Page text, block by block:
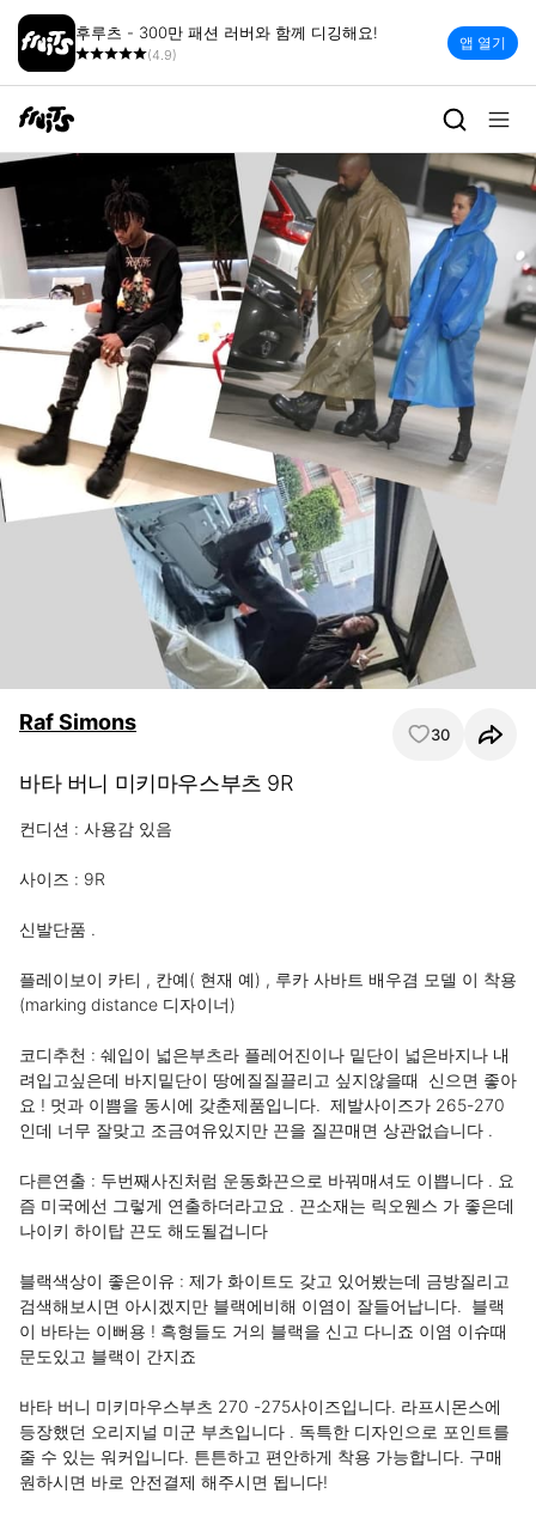
후루츠 - 300만 패션 러버와 함께 디깅해요!
(4.9)
앱 열기
Raf Simons 30
바타 버니 미키마우스부츠 9R
컨디션 : 사용감 있음
사이즈 : 9R
신발단품 .
플레이보이 카티 , 칸예( 현재 예) , 루카 사바트 배우겸 모델 이 착용
(marking distance 디자이너)
코디추천 : 쉐입이 넓은부츠라 플레어진이나 밑단이 넓은바지나 내
려입고싶은데 바지밑단이 땅에질질끌리고 싶지않을때  신으면 좋아
요 ! 멋과 이쁨을 동시에 갖춘제품입니다.  제발사이즈가 265-270
인데 너무 잘맞고 조금여유있지만 끈을 질끈매면 상관없습니다 .
다른연출 : 두번째사진처럼 운동화끈으로 바꿔매셔도 이쁩니다 . 요
즘 미국에선 그렇게 연출하더라고요 . 끈소재는 릭오웬스 가 좋은데
나이키 하이탑 끈도 해도될겁니다
블랙색상이 좋은이유 : 제가 화이트도 갖고 있어봤는데 금방질리고
검색해보시면 아시겠지만 블랙에비해 이염이 잘들어납니다.  블랙
이 바타는 이뻐용 ! 흑형들도 거의 블랙을 신고 다니죠 이염 이슈때
문도있고 블랙이 간지죠
바타 버니 미키마우스부츠 270 -275사이즈입니다. 라프시몬스에
등장했던 오리지널 미군 부츠입니다 . 독특한 디자인으로 포인트를
줄 수 있는 워커입니다. 튼튼하고 편안하게 착용 가능합니다. 구매
원하시면 바로 안전결제 해주시면 됩니다!